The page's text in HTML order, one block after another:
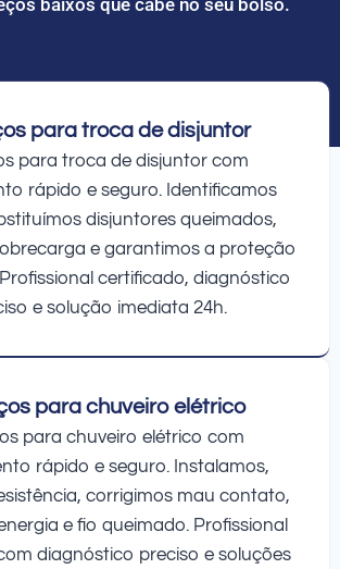
para troca de disjuntor
para troca de disjuntor com
rápido e seguro. Identificamos
disjuntores queimados,
e garantimos a proteção
certificado, diagnóstico
e solução imediata 24h.
para chuveiro elétrico
para chuveiro elétrico com
rápido e seguro. Instalamos,
corrigimos mau contato,
e fio queimado. Profissional
diagnóstico preciso e soluções